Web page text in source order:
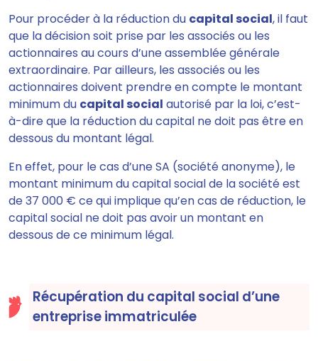
Pour procéder à la réduction du capital social, il faut
que la décision soit prise par les associés ou les
actionnaires au cours d’une assemblée générale
extraordinaire. Par ailleurs, les associés ou les
actionnaires doivent prendre en compte le montant
minimum du capital social autorisé par la loi, c’est-
à-dire que la réduction du capital ne doit pas être en
dessous du montant légal.
En effet, pour le cas d’une SA (société anonyme), le
montant minimum du capital social de la société est
de 37 000 € ce qui implique qu’en cas de réduction, le
capital social ne doit pas avoir un montant en
dessous de ce minimum légal.
Récupération du capital social d’une
entreprise immatriculée